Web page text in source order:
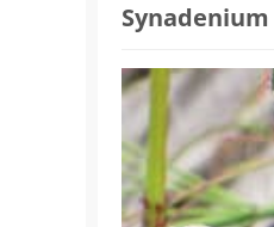
Synadenium